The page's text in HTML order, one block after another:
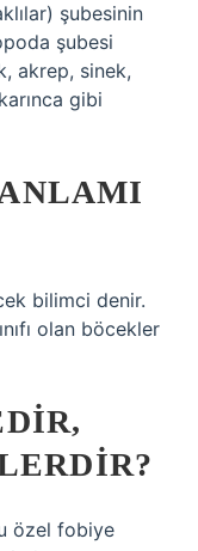
şubesinin
şubesi
akrep, sinek,
gibi
bilimci denir.
olan böcekler
özel fobiye